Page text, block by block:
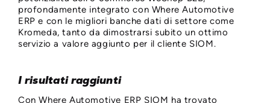
profondamente integrato con Where Automotive
ERP e con le migliori banche dati di settore come
Kromeda, tanto da dimostrarsi subito un ottimo
servizio a valore aggiunto per il cliente SIOM.
I risultati raggiunti
Con Where Automotive ERP SIOM ha trovato